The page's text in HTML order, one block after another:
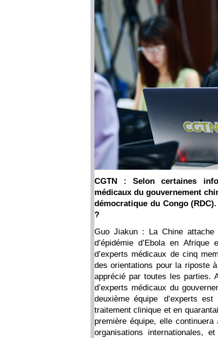
CGTN : Selon certaines
médicaux du gouvernement
démocratique du Congo
?
Guo Jiakun : La Chine
d’épidémie d’Ebola en
d’experts médicaux de cinq
des orientations pour la riposte
apprécié par toutes les parties.
d’experts médicaux du
deuxième équipe d’experts
traitement clinique et en
première équipe, elle
organisations internationales,